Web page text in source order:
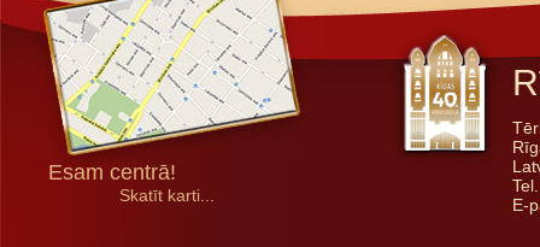
Esam centrā!
Skatīt karti...
E-